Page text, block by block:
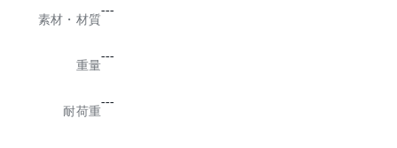
素材・材質
---
重量
---
耐荷重
---